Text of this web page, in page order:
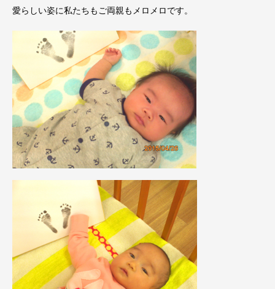
愛らしい姿に私たちもご両親もメロメロです。